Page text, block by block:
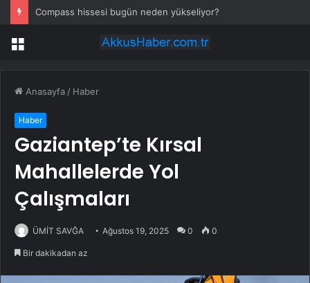
Compass hissesi bugün neden yükseliyor?
Menü
Anasayfa / Haber
Haber
Gaziantep’te Kırsal
Mahallelerde Yol
Çalışmaları
ÜMİT SAVĞA Ağustos 19, 2025 0 0
Bir dakikadan az